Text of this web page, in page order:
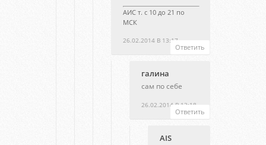
26.02.2014 В 13:17
АИС т. с 10 до 21 по
МСК
Ответить
галина
26.02.2014 В 13:18
сам по себе
Ответить
AIS